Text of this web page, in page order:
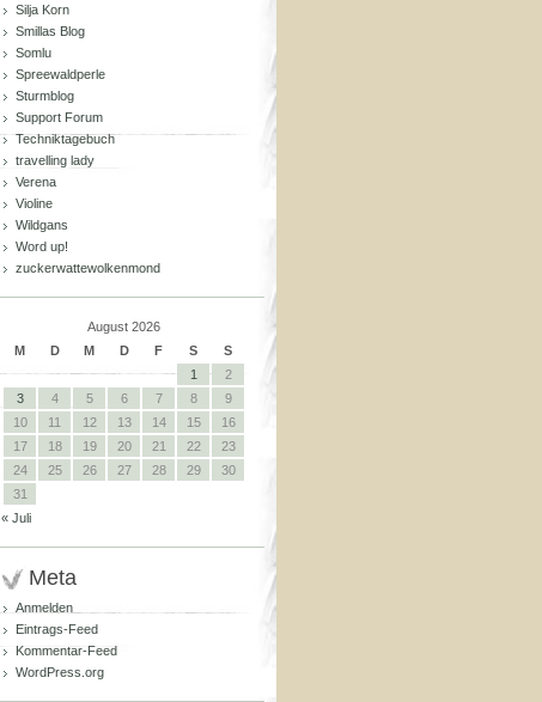
Silja Korn
Smillas Blog
Somlu
Spreewaldperle
Sturmblog
Support Forum
Techniktagebuch
travelling lady
Verena
Violine
Wildgans
Word up!
zuckerwattewolkenmond
August 2026
M
D M D F S
S
1
2
3
4 5 6 7 8
9
10
11 12 13 14 15
16
17
18 19 20 21 22
23
24
25 26 27 28 29
30
31
« Juli
Meta
Anmelden
Eintrags-Feed
Kommentar-Feed
WordPress.org